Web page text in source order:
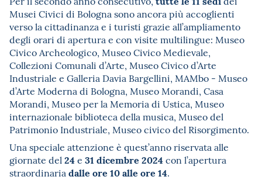
Musei Civici di Bologna sono ancora più accoglienti
verso la cittadinanza e i turisti grazie all’ampliamento
degli orari di apertura e con visite multilingue: Museo
Civico Archeologico, Museo Civico Medievale,
Collezioni Comunali d’Arte, Museo Civico d’Arte
Industriale e Galleria Davia Bargellini, MAMbo - Museo
d’Arte Moderna di Bologna, Museo Morandi, Casa
Morandi, Museo per la Memoria di Ustica, Museo
internazionale biblioteca della musica, Museo del
Patrimonio Industriale, Museo civico del Risorgimento.
Una speciale attenzione è quest’anno riservata alle
giornate del 24e 31 dicembre 2024con l’apertura
straordinaria dalle ore 10 alle ore 14.